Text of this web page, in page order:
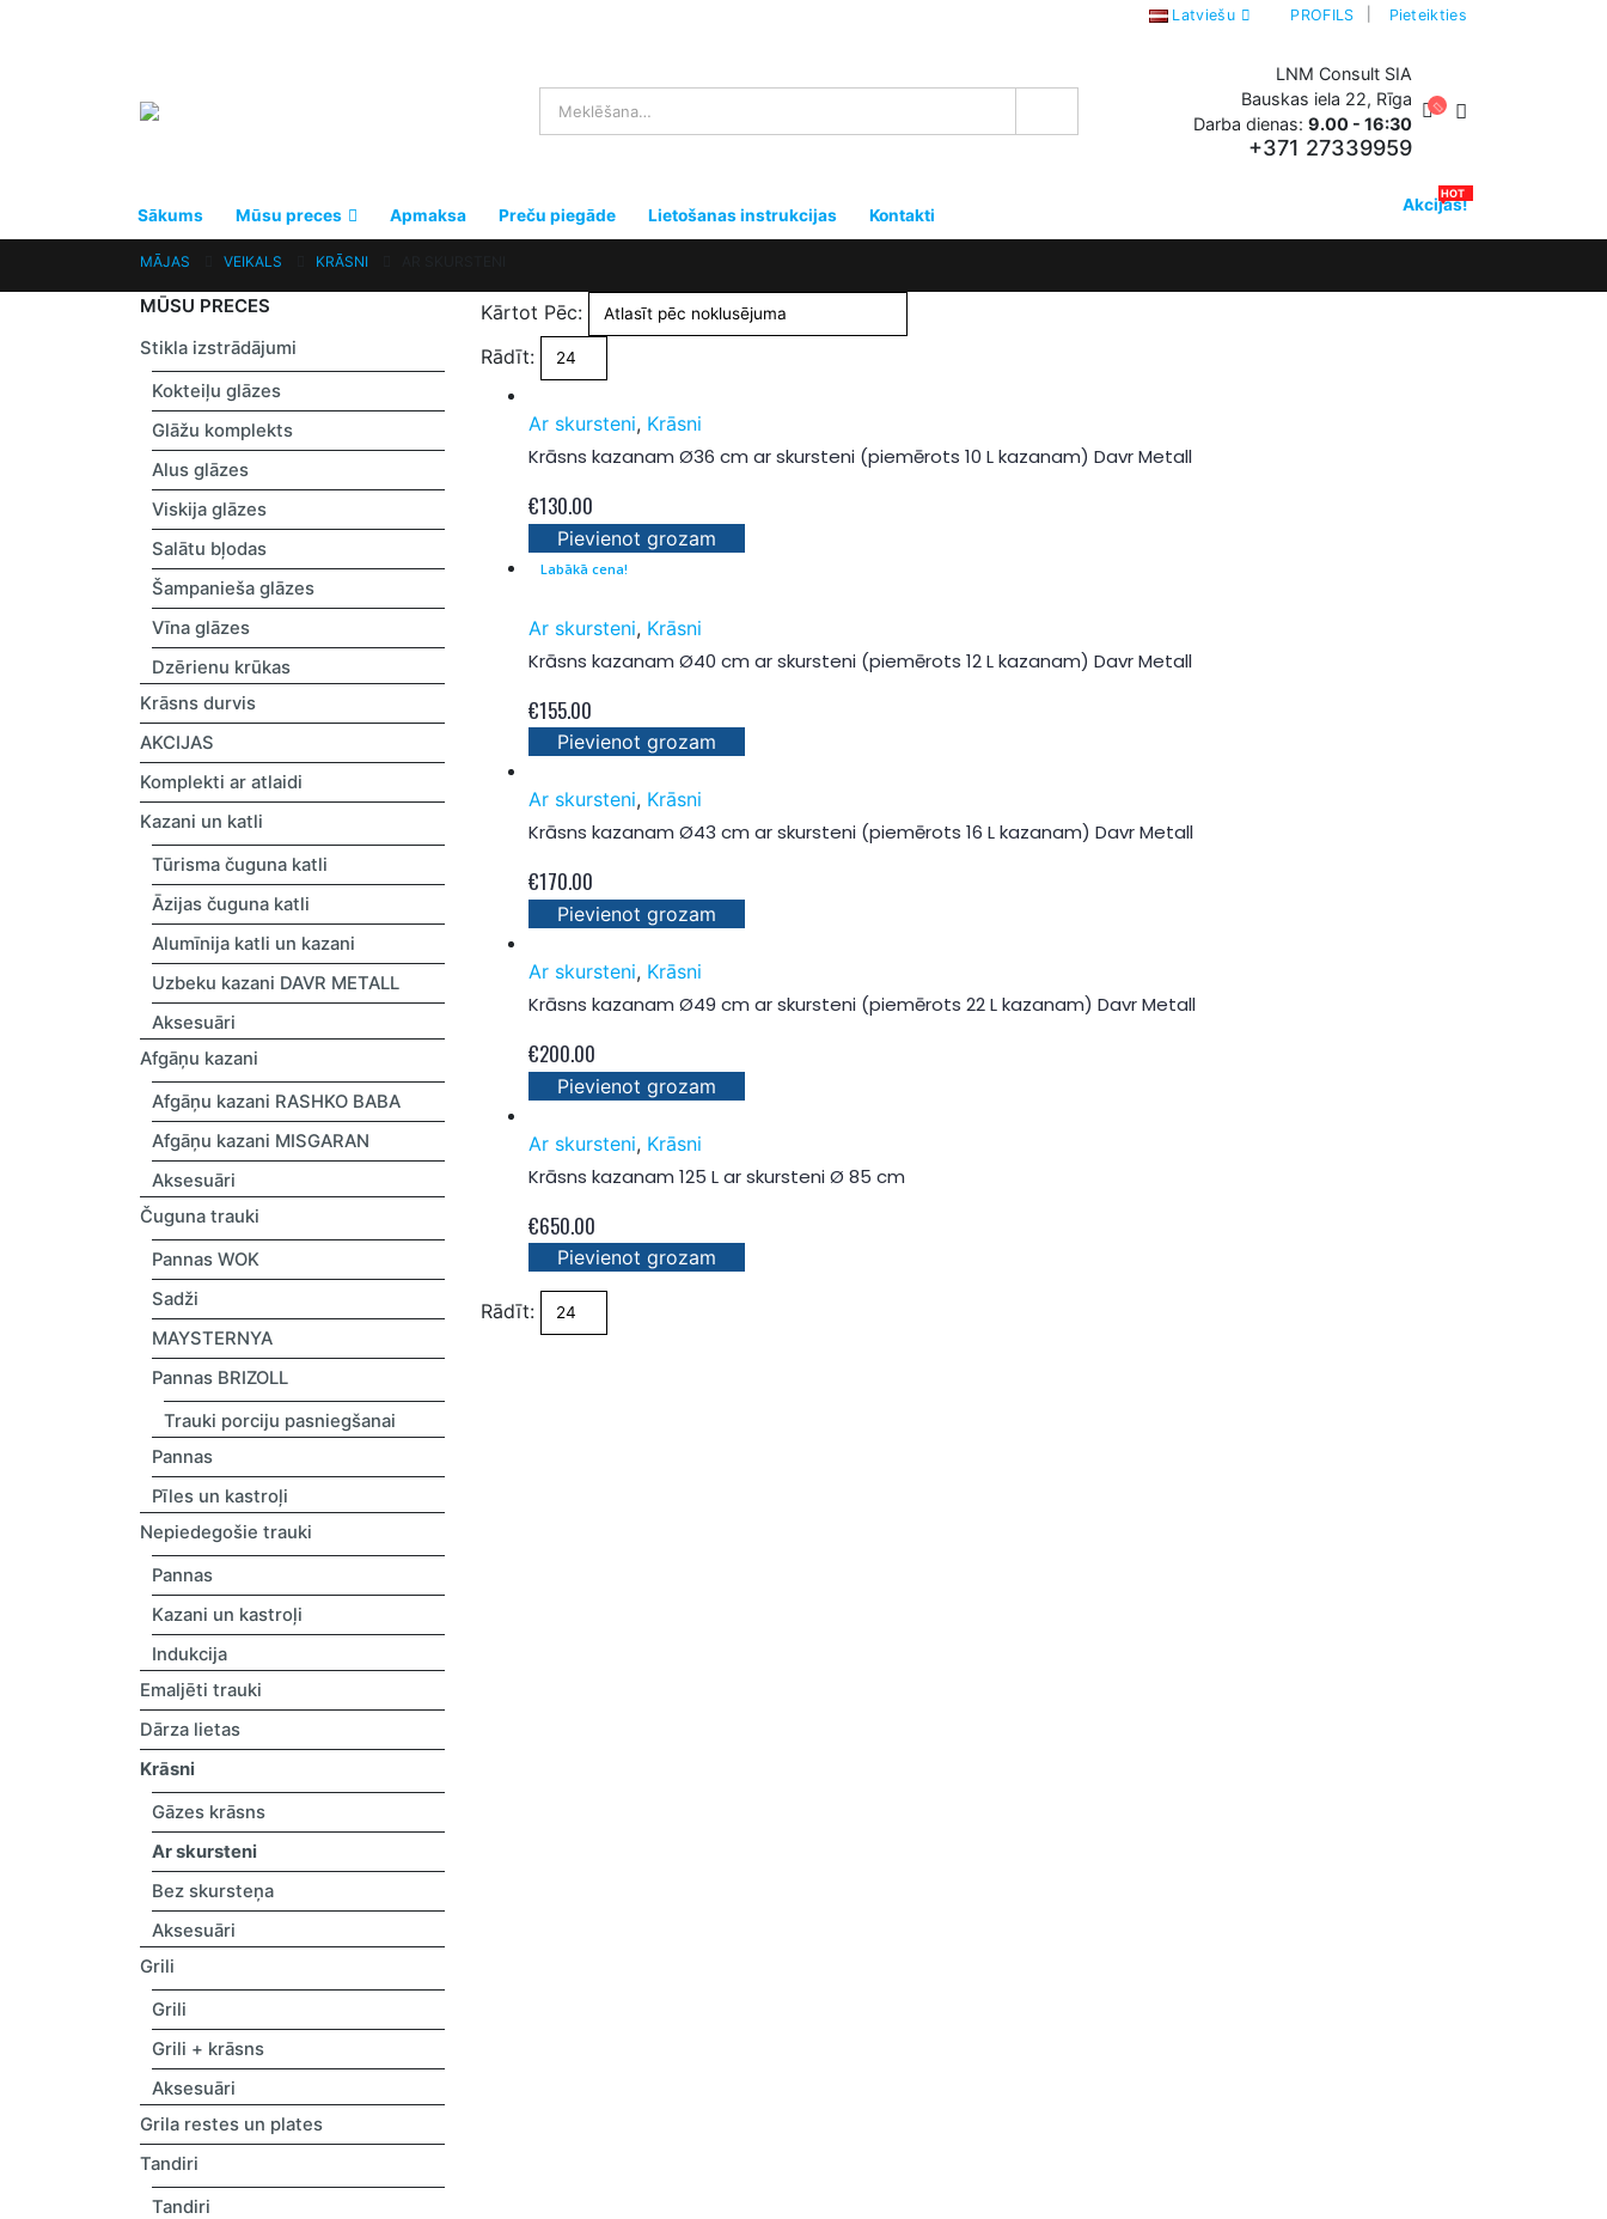
Latviešu PROFILS Pieteikties
LNM Consult SIA
Bauskas iela 22, Rīga
Darba dienas: 9.00 - 16:30
+371 27339959
Sākums Mūsu preces Apmaksa Preču piegāde Lietošanas instrukcijas Kontakti
Akcijas!
HOT
MĀJAS VEIKALS KRĀSNI
Kārtot Pēc:
Rādīt:
Ar skursteni, Krāsni
Krāsns kazanam Ø36 cm ar skursteni (piemērots 10 L kazanam) Davr Metall
€130.00
Pievienot grozam
Labākā cena!
Ar skursteni, Krāsni
Krāsns kazanam Ø40 cm ar skursteni (piemērots 12 L kazanam) Davr Metall
€155.00
Pievienot grozam
Ar skursteni, Krāsni
Krāsns kazanam Ø43 cm ar skursteni (piemērots 16 L kazanam) Davr Metall
€170.00
Pievienot grozam
Ar skursteni, Krāsni
Krāsns kazanam Ø49 cm ar skursteni (piemērots 22 L kazanam) Davr Metall
€200.00
Pievienot grozam
Ar skursteni, Krāsni
Krāsns kazanam 125 L ar skursteni Ø 85 cm
€650.00
Pievienot grozam
Rādīt:
MŪSU PRECES
Stikla izstrādājumi
Kokteiļu glāzes
Glāžu komplekts
Alus glāzes
Viskija glāzes
Salātu bļodas
Šampanieša glāzes
Vīna glāzes
Dzērienu krūkas
Krāsns durvis
AKCIJAS
Komplekti ar atlaidi
Kazani un katli
Tūrisma čuguna katli
Āzijas čuguna katli
Alumīnija katli un kazani
Uzbeku kazani DAVR METALL
Aksesuāri
Afgāņu kazani
Afgāņu kazani RASHKO BABA
Afgāņu kazani MISGARAN
Aksesuāri
Čuguna trauki
Pannas WOK
Sadži
MAYSTERNYA
Pannas BRIZOLL
Trauki porciju pasniegšanai
Pannas
Pīles un kastroļi
Nepiedegošie trauki
Pannas
Kazani un kastroļi
Indukcija
Emaljēti trauki
Dārza lietas
Krāsni
Gāzes krāsns
Ar skursteni
Bez skursteņa
Aksesuāri
Grili
Grili
Grili + krāsns
Aksesuāri
Grila restes un plates
Tandiri
Tandiri